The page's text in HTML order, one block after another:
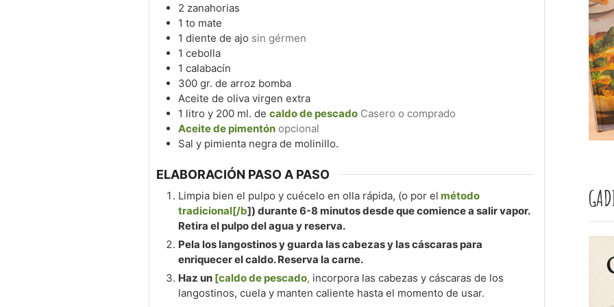
2 zanahorias
1 to mate
1 diente de ajo sin gérmen
1 cebolla
1 calabacín
300 gr. de arroz bomba
Aceite de oliva virgen extra
1 litro y 200 ml. de caldo de pescado Casero o comprado
Aceite de pimentón opcional
Sal y pimienta negra de molinillo.
ELABORACIÓN PASO A PASO
Limpia bien el pulpo y cuécelo en olla rápida, (o por el método
tradicional[/b]) durante 6-8 minutos desde que comience a salir vapor.
Retira el pulpo del agua y reserva.
Pela los langostinos y guarda las cabezas y las cáscaras para
enriquecer el caldo. Reserva la carne.
Haz un [caldo de pescado, incorpora las cabezas y cáscaras de los
langostinos, cuela y manten caliente hasta el momento de usar.